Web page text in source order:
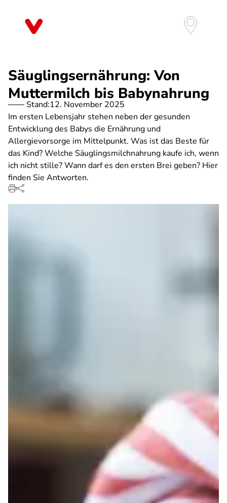
Säuglingsernährung: Von
Muttermilch bis Babynahrung
Stand:12. November 2025
Im ersten Lebensjahr stehen neben der gesunden
Entwicklung des Babys die Ernährung und
Allergievorsorge im Mittelpunkt. Was ist das Beste für
das Kind? Welche Säuglingsmilchnahrung kaufe ich, wenn
ich nicht stille? Wann darf es den ersten Brei geben? Hier
finden Sie Antworten.